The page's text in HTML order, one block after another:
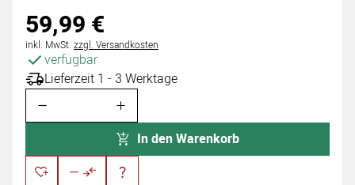
59,99 €
Steuerhinweis:
inkl. MwSt. zzgl. Versandkosten
verfügbar
Lieferzeit 1 - 3 Werktage
In den Warenkorb